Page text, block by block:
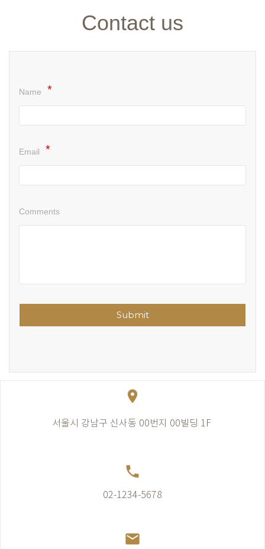
Contact us
Name
Email
Comments
Submit
place
서울시 강남구 신사동 00번지 00빌딩 1F
call
02-1234-5678
email